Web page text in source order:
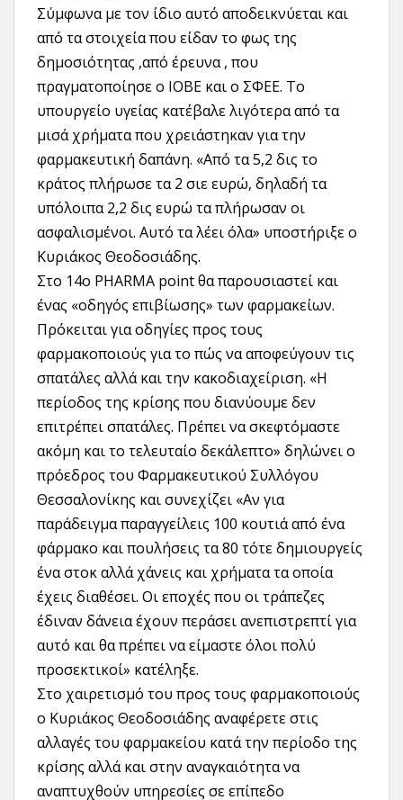
Σύμφωνα με τον ίδιο αυτό αποδεικνύεται και
από τα στοιχεία που είδαν το φως της
δημοσιότητας ,από έρευνα , που
πραγματοποίησε ο ΙΟΒΕ και ο ΣΦΕΕ. Το
υπουργείο υγείας κατέβαλε λιγότερα από τα
μισά χρήματα που χρειάστηκαν για την
φαρμακευτική δαπάνη. «Από τα 5,2 δις το
κράτος πλήρωσε τα 2 σιε ευρώ, δηλαδή τα
υπόλοιπα 2,2 δις ευρώ τα πλήρωσαν οι
ασφαλισμένοι. Αυτό τα λέει όλα» υποστήριξε ο
Κυριάκος Θεοδοσιάδης.
Στο 14ο PHARMA point θα παρουσιαστεί και
ένας «οδηγός επιβίωσης» των φαρμακείων.
Πρόκειται για οδηγίες προς τους
φαρμακοποιούς για το πώς να αποφεύγουν τις
σπατάλες αλλά και την κακοδιαχείριση. «Η
περίοδος της κρίσης που διανύουμε δεν
επιτρέπει σπατάλες. Πρέπει να σκεφτόμαστε
ακόμη και το τελευταίο δεκάλεπτο» δηλώνει ο
πρόεδρος του Φαρμακευτικού Συλλόγου
Θεσσαλονίκης και συνεχίζει «Αν για
παράδειγμα παραγγείλεις 100 κουτιά από ένα
φάρμακο και πουλήσεις τα 80 τότε δημιουργείς
ένα στοκ αλλά χάνεις και χρήματα τα οποία
έχεις διαθέσει. Οι εποχές που οι τράπεζες
έδιναν δάνεια έχουν περάσει ανεπιστρεπτί για
αυτό και θα πρέπει να είμαστε όλοι πολύ
προσεκτικοί» κατέληξε.
Στο χαιρετισμό του προς τους φαρμακοποιούς
ο Κυριάκος Θεοδοσιάδης αναφέρετε στις
αλλαγές του φαρμακείου κατά την περίοδο της
κρίσης αλλά και στην αναγκαιότητα να
αναπτυχθούν υπηρεσίες σε επίπεδο